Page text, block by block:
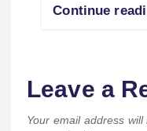
Continue
Leave a
Your email address will